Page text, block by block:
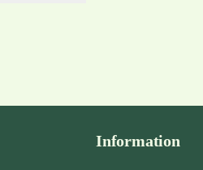
Information